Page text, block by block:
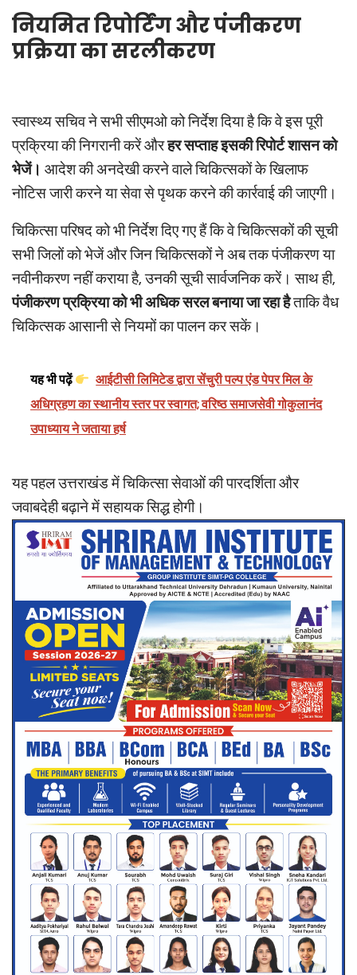
नियमित रिपोर्टिंग और पंजीकरण
प्रक्रिया का सरलीकरण
स्वास्थ्य सचिव ने सभी सीएमओ को निर्देश दिया है कि वे इस पूरी
प्रक्रिया की निगरानी करें औरहर सप्ताह इसकी रिपोर्ट शासन को
भेजें। आदेश की अनदेखी करने वाले चिकित्सकों के खिलाफ
नोटिस जारी करने या सेवा से पृथक करने की कार्रवाई की जाएगी।
चिकित्सा परिषद को भी निर्देश दिए गए हैं कि वे चिकित्सकों की सूची
सभी जिलों को भेजें और जिन चिकित्सकों ने अब तक पंजीकरण या
नवीनीकरण नहीं कराया है, उनकी सूची सार्वजनिक करें। साथ ही,
पंजीकरण प्रक्रिया को भी अधिक सरल बनाया जा रहा हैताकि वैध
चिकित्सक आसानी से नियमों का पालन कर सकें।
यह भी पढ़ें
आईटीसी लिमिटेड द्वारा सेंचुरी पल्प एंड पेपर मिल के
अधिग्रहण का स्थानीय स्तर पर स्वागत; वरिष्ठ समाजसेवी गोकुलानंद
उपाध्याय ने जताया हर्ष
यह पहल उत्तराखंड में चिकित्सा सेवाओं की पारदर्शिता और
जवाबदेही बढ़ाने में सहायक सिद्ध होगी।